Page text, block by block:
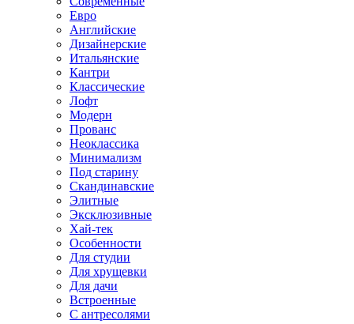
Евро
Английские
Дизайнерские
Итальянские
Кантри
Классические
Лофт
Модерн
Прованс
Неоклассика
Минимализм
Под старину
Скандинавские
Элитные
Эксклюзивные
Хай-тек
Особенности
Для студии
Для хрущевки
Для дачи
Встроенные
С антресолями